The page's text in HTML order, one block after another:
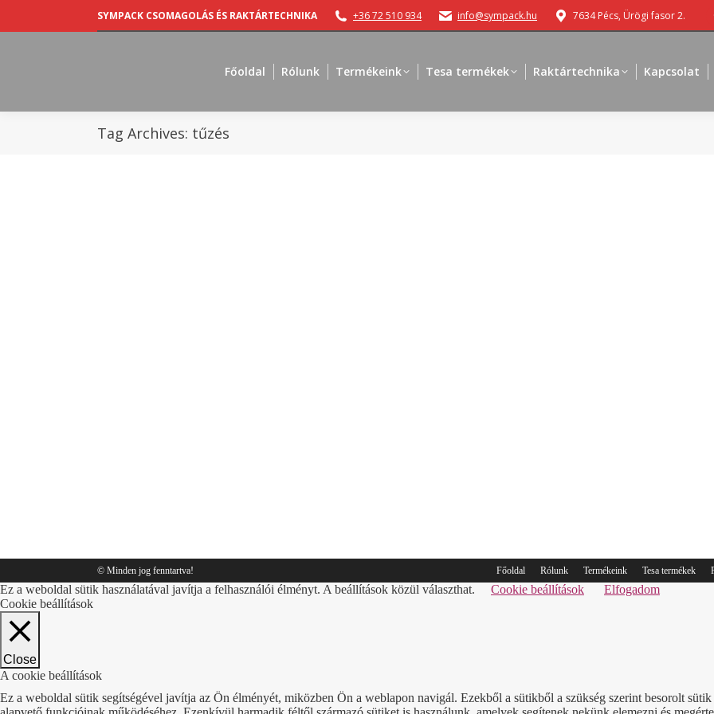
SYMPACK CSOMAGOLÁS ÉS RAKTÁRTECHNIKA +36 72 510 934 info@sympack.hu 7634 Pécs, Ürögi fasor 2.
Főoldal Rólunk Termékeink Tesa termékek Raktártechnika Kapcsolat
Tag Archives: tűzés
© Minden jog fenntartva! Főoldal Rólunk Termékeink Tesa termékek
Ez a weboldal sütik használatával javítja a felhasználói élményt. A beállítások közül választhat. Cookie beállítások
Elfogadom
Cookie beállítások
Close
A cookie beállítások
Ez a weboldal sütik segítségével javítja az Ön élményét, miközben Ön a weblapon navigál. Ezekből a sütikből a szükség szerint besorolt